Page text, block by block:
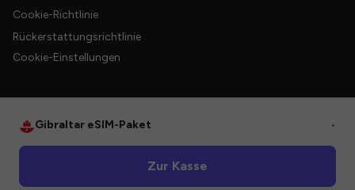
Cookie-Richtlinie
Rückerstattungsrichtlinie
Cookie-Einstellungen
Gibraltar eSIM-Paket •
Zur Kasse